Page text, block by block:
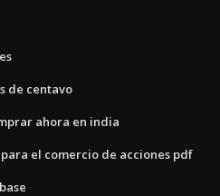
de centavo
ahora en india
el comercio de acciones pdf